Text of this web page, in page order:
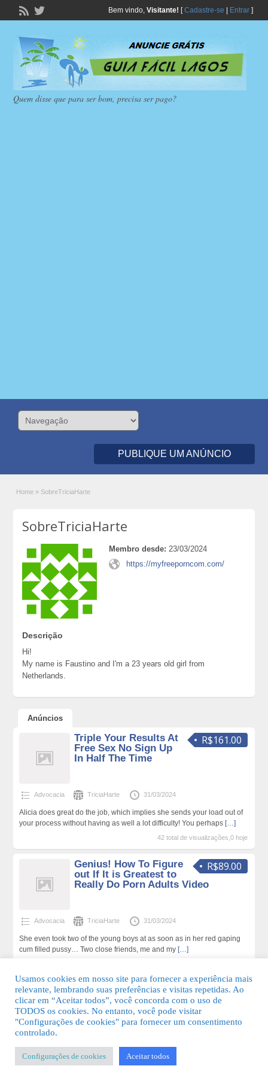
Bem vindo, Visitante! [Cadastre-se Entrar]
Quem disse que para ser bom, precisa ser pago?
PUBLIQUE UM ANÚNCIO
Home » SobreTriciaHarte
SobreTriciaHarte
Membro desde: 23/03/2024
https://myfreeporncom.com/
Descrição
Hi!
My name is Faustino and I'm a 23 years old girl from
Netherlands.
Anúncios
R$161.00
Triple Your Results At
Free Sex No Sign Up
In Half The Time
Advocacia TriciaHarte 31/03/2024
Alicia does great do the job, which implies she sends your load out of
your process without having as well a lot difficulty! You perhaps […]
42 total de visualizações,0 hoje
R$89.00
Genius! How To Figure
out If It is Greatest to
Really Do Porn Adults Video
Advocacia TriciaHarte 31/03/2024
She even took two of the young boys at as soon as in her red gaping
cum filled pussy… Two close friends, me and my […]
© 2026 Guia Fácil Lagos | Guia Comercial Grátis. Todos os direitos
KSDESIGNER -Templates & Sistemas
Usamos cookies em nosso site para fornecer a experiência mais
relevante, lembrando suas preferências e visitas repetidas. Ao
clicar em “Aceitar todos”, você concorda com o uso de
TODOS os cookies. No entanto, você pode visitar
"Configurações de cookies" para fornecer um consentimento
controlado.
Configurações de cookies Aceitar todos